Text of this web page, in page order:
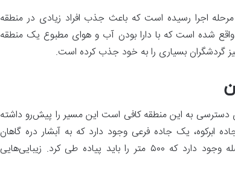
اجرا رسیده است که باعث جذب افراد زیادی در منطقه
واقع شده است که با دارا بودن آب و هوای مطبوع یک منطقه
بسیاری را به خود جذب کرده است.
دسترسی به این منطقه کافی است این مسیر را پیش‌رو داشته
ابرکوه، یک جاده فرعی وجود دارد که به آبشار دره گاهان
منتهی می‌شود‌. از اول جاده تا آبشار ۵ کیلومتر فاصله وجود دارد که ۵۰۰ متر را باید پیاده طی کرد. زیبایی‌هایی